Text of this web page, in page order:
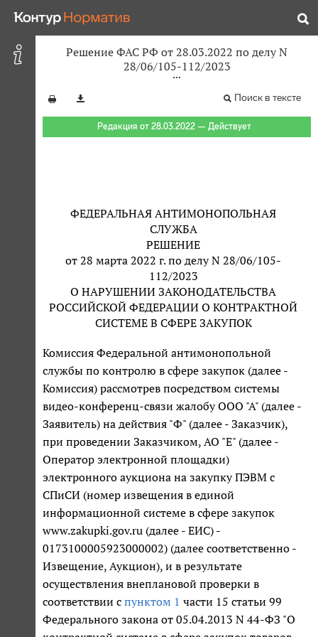
Решение ФАС РФ от 28.03.2022 по делу N
28/06/105-112/2023
Поиск в тексте
Редакция от 28.03.2022 — Действует
ФЕДЕРАЛЬНАЯ АНТИМОНОПОЛЬНАЯ
СЛУЖБА
РЕШЕНИЕ
от 28 марта 2022 г. по делу N 28/06/105-
112/2023
О НАРУШЕНИИ ЗАКОНОДАТЕЛЬСТВА
РОССИЙСКОЙ ФЕДЕРАЦИИ О КОНТРАКТНОЙ
СИСТЕМЕ В СФЕРЕ ЗАКУПОК
Комиссия Федеральной антимонопольной
службы по контролю в сфере закупок (далее -
Комиссия) рассмотрев посредством системы
видео-конференц-связи жалобу ООО "А" (далее -
Заявитель) на действия "Ф" (далее - Заказчик),
при проведении Заказчиком, АО "Е" (далее -
Оператор электронной площадки)
электронного аукциона на закупку ПЭВМ с
СПиСИ (номер извещения в единой
информационной системе в сфере закупок
www.zakupki.gov.ru (далее - ЕИС) -
0173100005923000002) (далее соответственно -
Извещение, Аукцион), и в результате
осуществления внеплановой проверки в
соответствии с пунктом 1 части 15 статьи 99
Федерального закона от 05.04.2013 N 44-ФЗ "О